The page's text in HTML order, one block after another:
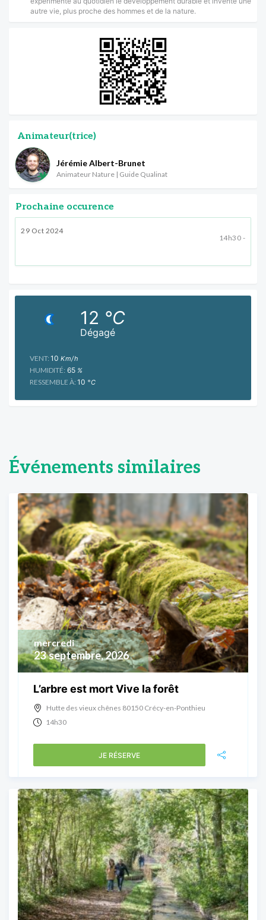
autre vie, plus proche des hommes et de la nature.
Animateur(trice)
Jérémie Albert-Brunet
Animateur Nature | Guide Qualinat
Prochaine occurence
29 Oct 2024
14h30 -
Dégagé
12 °C
VENT: 10 Km/h
HUMIDITÉ: 65 %
RESSEMBLE À: 10 °C
Événements similaires
23 septembre, 2026
mercredi
L’arbre est mort Vive la forêt
Hutte des vieux chênes 80150 Crécy-en-Ponthieu
14h30
JE RÉSERVE